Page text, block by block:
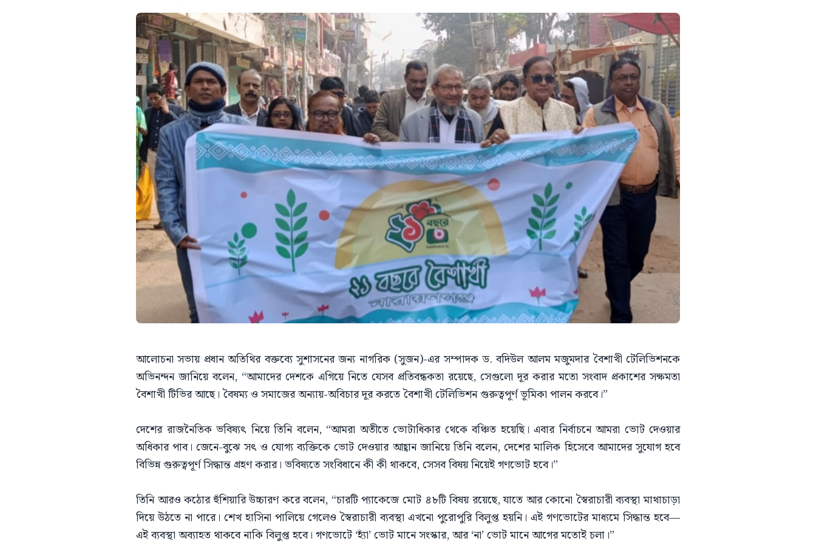
আলোচনা সভায় প্রধান অতিথির বক্তব্যে সুশাসনের জন্য নাগরিক (সুজন)-এর সম্পাদক ড. বদিউল আলম মজুমদার বৈশাখী টেলিভিশনকে
অভিনন্দন জানিয়ে বলেন, “আমাদের দেশকে এগিয়ে নিতে যেসব প্রতিবন্ধকতা রয়েছে, সেগুলো দূর করার মতো সংবাদ প্রকাশের সক্ষমতা
বৈশাখী টিভির আছে। বৈষম্য ও সমাজের অন্যায়-অবিচার দূর করতে বৈশাখী টেলিভিশন গুরুত্বপূর্ণ ভূমিকা পালন করবে।”
দেশের রাজনৈতিক ভবিষ্যৎ নিয়ে তিনি বলেন, “আমরা অতীতে ভোটাধিকার থেকে বঞ্চিত হয়েছি। এবার নির্বাচনে আমরা ভোট দেওয়ার
অধিকার পাব। জেনে-বুঝে সৎ ও যোগ্য ব্যক্তিকে ভোট দেওয়ার আহ্বান জানিয়ে তিনি বলেন, দেশের মালিক হিসেবে আমাদের সুযোগ হবে
বিভিন্ন গুরুত্বপূর্ণ সিদ্ধান্ত গ্রহণ করার। ভবিষ্যতে সংবিধানে কী কী থাকবে, সেসব বিষয় নিয়েই গণভোট হবে।”
তিনি আরও কঠোর হুঁশিয়ারি উচ্চারণ করে বলেন, “চারটি প্যাকেজে মোট ৪৮টি বিষয় রয়েছে, যাতে আর কোনো স্বৈরাচারী ব্যবস্থা মাথাচাড়া
দিয়ে উঠতে না পারে। শেখ হাসিনা পালিয়ে গেলেও স্বৈরাচারী ব্যবস্থা এখনো পুরোপুরি বিলুপ্ত হয়নি। এই গণভোটের মাধ্যমে সিদ্ধান্ত হবে—
এই ব্যবস্থা অব্যাহত থাকবে নাকি বিলুপ্ত হবে। গণভোটে ‘হ্যাঁ’ ভোট মানে সংস্কার, আর ‘না’ ভোট মানে আগের মতোই চলা।”